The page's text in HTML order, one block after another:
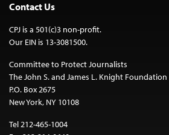
Contact Us
CPJ is a 501(c)3 non-profit.
Our EIN is 13-3081500.
Committee to Protect Journalists
The John S. and James L. Knight
P.O. Box 2675
New York, NY 10108
Tel 212-465-1004